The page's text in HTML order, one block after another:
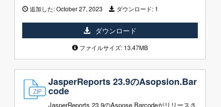
追加した:October 27, 2023 ダウンロード: 1
ダウンロード
ファイルサイズ: 13.47MB
JasperReports 23.9のAsopsion.Bar
code
JasperReports 23.9のAspose.Barcodeがリリースさ